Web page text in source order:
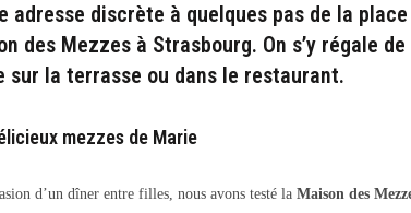
adresse discrète à quelques pas de la
des Mezzes à Strasbourg. On s’y régale
sur la terrasse ou dans le restaurant.
mezzes de Marie
d’un dîner entre filles, nous avons testé la Maison des